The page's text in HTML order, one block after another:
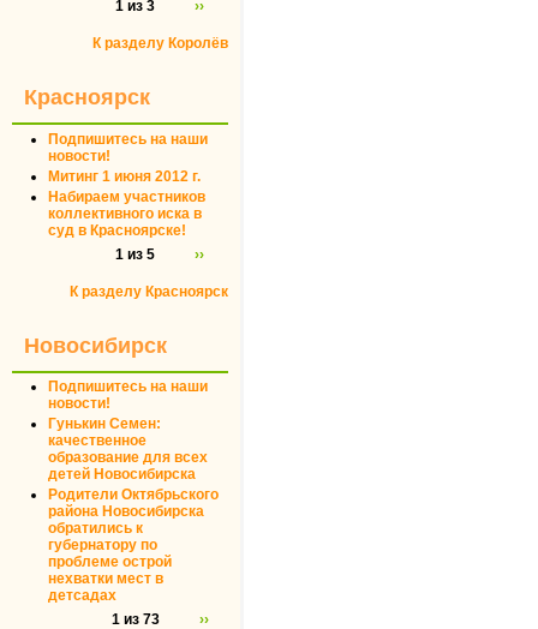
1 из 3 ››
К разделу Королёв
Красноярск
Подпишитесь на наши
новости!
Митинг 1 июня 2012 г.
Набираем участников
коллективного иска в
суд в Красноярске!
1 из 5
››
К разделу Красноярск
Новосибирск
Подпишитесь на наши
новости!
Гунькин Семен:
качественное
образование для всех
детей Новосибирска
Родители Октябрьского
района Новосибирска
обратились к
губернатору по
проблеме острой
нехватки мест в
детсадах
1 из 73
››